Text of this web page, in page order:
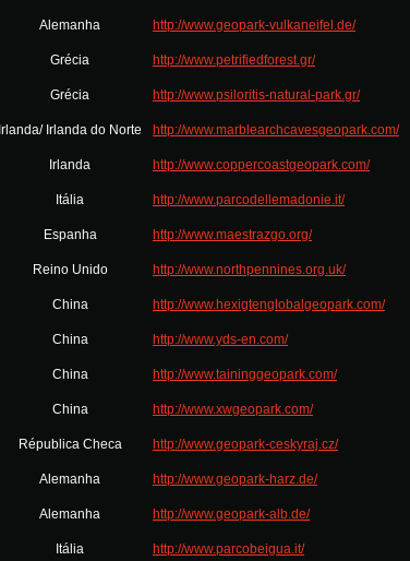
Alemanha http://www.geopark-vulkaneifel.de/
Grécia http://www.petrifiedforest.gr/
Grécia http://www.psiloritis-natural-park.gr/
Irlanda/ Irlanda do Norte http://www.marblearchcavesgeopark.com/
Irlanda http://www.coppercoastgeopark.com/
Itália http://www.parcodellemadonie.it/
Espanha http://www.maestrazgo.org/
Reino Unido http://www.northpennines.org.uk/
China http://www.hexigtenglobalgeopark.com/
China http://www.yds-en.com/
China http://www.taininggeopark.com/
China http://www.xwgeopark.com/
Républica Checa http://www.geopark-ceskyraj.cz/
Alemanha http://www.geopark-harz.de/
Alemanha http://www.geopark-alb.de/
Itália http://www.parcobeigua.it/